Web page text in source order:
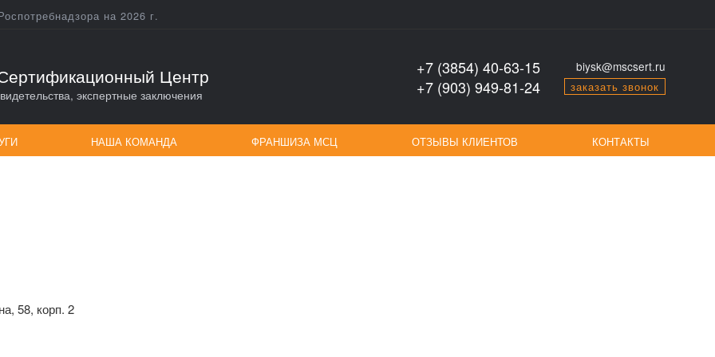
на 2026 г.
Центр
экспертные заключения
biysk@mscsert.ru
заказать звонок
+7 (3854) 40-63-15
+7 (903) 949-81-24
НАША КОМАНДА ФРАНШИЗА МСЦ ОТЗЫВЫ КЛИЕНТОВ КОНТАКТЫ
58, корп. 2